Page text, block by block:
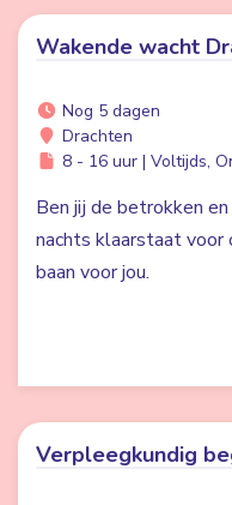
Wakende wacht
Nog 5 dagen
Drachten
8 - 16 uur | Voltijds,
Ben jij de betrokken
nachts klaarstaat voor
baan voor jou.
Verpleegkundig